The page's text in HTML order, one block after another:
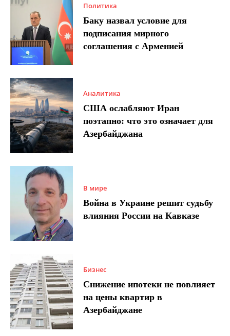
Политика
Баку назвал условие для
подписания мирного
соглашения с Арменией
Аналитика
США ослабляют Иран
поэтапно: что это означает для
Азербайджана
В мире
Война в Украине решит судьбу
влияния России на Кавказе
Бизнес
Снижение ипотеки не повлияет
на цены квартир в
Азербайджане